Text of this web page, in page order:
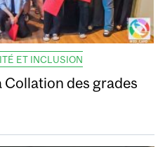
ET INCLUSION
des grades